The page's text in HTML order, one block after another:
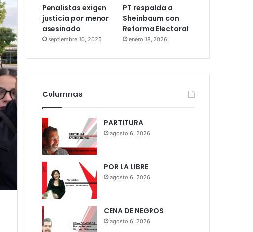
Penalistas exigen
justicia por menor
asesinado
septiembre 10, 2025
PT respalda a
Sheinbaum con
Reforma Electoral
enero 18, 2026
Columnas
PARTITURA
agosto 6, 2026
POR LA LIBRE
agosto 6, 2026
CENA DE NEGROS
agosto 6, 2026